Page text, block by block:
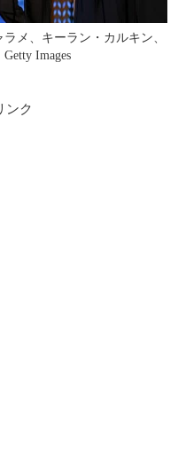
メ、キーラン・カルキン、
Images
ンク